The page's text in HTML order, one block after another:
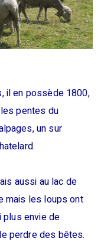
il en possède 1800,
pentes du
un sur
aussi au lac de
mais les loups ont
plus envie de
perdre des bêtes.